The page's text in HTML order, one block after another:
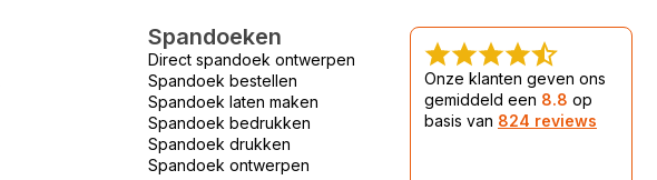
Spandoeken
Direct spandoek ontwerpen
Spandoek bestellen
Spandoek laten maken
Spandoek bedrukken
Spandoek drukken
Spandoek ontwerpen
Onze klanten geven ons
gemiddeld een 8.8 op
basis van 824 reviews